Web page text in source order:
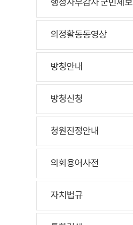
행정사무감사 군민제보
의정활동동영상
방청안내
방청신청
청원진정안내
의회용어사전
자치법규